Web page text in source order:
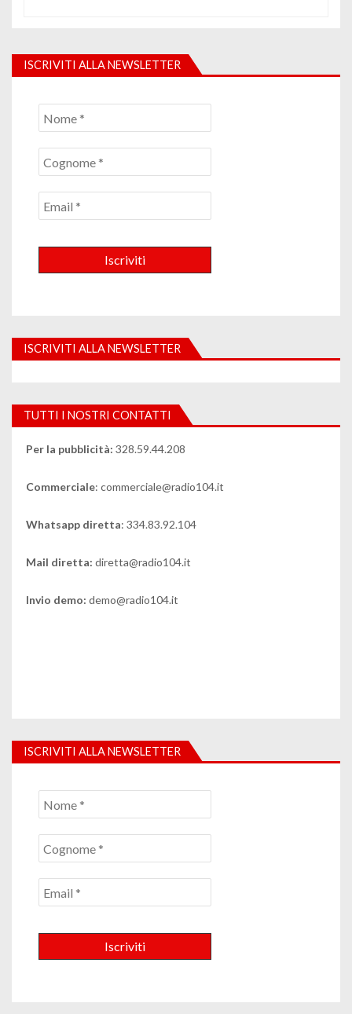
ISCRIVITI ALLA NEWSLETTER
ISCRIVITI ALLA NEWSLETTER
TUTTI I NOSTRI CONTATTI
Per la pubblicità: 328.59.44.208
Commerciale: commerciale@radio104.it
Whatsapp diretta: 334.83.92.104
Mail diretta: diretta@radio104.it
Invio demo: demo@radio104.it
ISCRIVITI ALLA NEWSLETTER